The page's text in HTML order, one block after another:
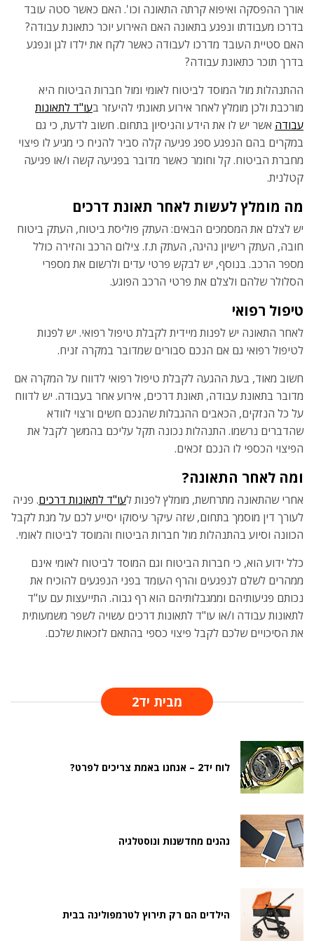
אורך ההפסקה ואיפוא קרתה התאונה וכו'. האם כאשר סטה עובד
בדרכו מעבודתו ונפגע בתאונה האם האירוע יוכר כתאונת עבודה?
האם סטיית העובד מדרכו לעבודה כאשר לקח את ילדו לגן ונפגע
בדרך תוכר כתאונת עבודה?
ההתנהלות מול המוסד לביטוח לאומי ומול חברות הביטוח היא
מורכבת ולכן מומלץ לאחר אירוע תאונתי להיעזר בעו"ד לתאונות
עבודה אשר יש לו את הידע והניסיון בתחום. חשוב לדעת, כי גם
במקרים בהם הנפגע ספג פגיעה קלה סביר להניח כי מגיע לו פיצוי
מחברת הביטוח. קל וחומר כאשר מדובר בפגיעה קשה ו/או פגיעה
קטלנית.
מה מומלץ לעשות לאחר תאונת דרכים
יש לצלם את המסמכים הבאים: העתק פוליסת ביטוח, העתק ביטוח
חובה, העתק רישיון נהיגה, העתק ת.ז. צילום הרכב והזירה כולל
מספר הרכב. בנוסף, יש לבקש פרטי עדים ולרשום את מספרי
הסלולר שלהם ולצלם את פרטי הרכב הפוגע.
טיפול רפואי
לאחר התאונה יש לפנות מיידית לקבלת טיפול רפואי. יש לפנות
לטיפול רפואי גם אם הנכם סבורים שמדובר במקרה זניח.
חשוב מאוד, בעת ההגעה לקבלת טיפול רפואי לדווח על המקרה אם
מדובר בתאונת עבודה, תאונת דרכים, אירוע אחר בעבודה. יש לדווח
על כל הנזקים, הכאבים ההגבלות שהנכם חשים ורצוי לוודא
שהדברים נרשמו. התנהלות נכונה תקל עליכם בהמשך לקבל את
הפיצוי הכספי לו הנכם זכאים.
ומה לאחר התאונה?
אחרי שהתאונה מתרחשת, מומלץ לפנות לעו"ד לתאונות דרכים. פניה
לעורך דין מוסמך בתחום, שזה עיקר עיסוקו יסייע לכם על מנת לקבל
הכוונה וסיוע בהתנהלות מול חברות הביטוח והמוסד לביטוח לאומי.
כלל ידוע הוא, כי חברות הביטוח וגם המוסד לביטוח לאומי אינם
ממהרים לשלם לנפגעים והרף העומד בפני הנפגעים להוכיח את
נכותם פגיעותיהם וממגבלותיהם הוא רף גבוה. התייעצות עם עו"ד
לתאונות עבודה ו/או עו"ד לתאונות דרכים עשויה לשפר משמעותית
את הסיכויים שלכם לקבל פיצוי כספי בהתאם לזכאות שלכם.
מבית יד2
לוח יד2 – אנחנו באמת צריכים לפרט?
נהנים מחדשנות ונוסטלגיה
הילדים הם רק תירוץ לטרמפולינה בבית